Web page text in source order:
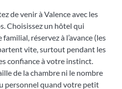
de venir à Valence avec les
Choisissez un hôtel qui
réservez à l’avance (les
vite, surtout pendant les
confiance à votre instinct.
de la chambre ni le nombre
personnel quand votre petit